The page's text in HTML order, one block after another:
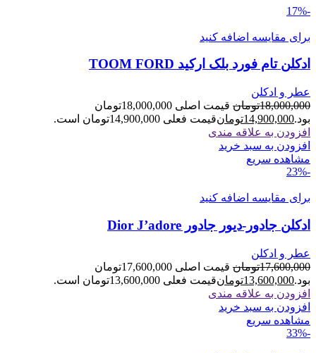
-17%
برای مقایسه اضافه کنید
ادکلن تام فورد بلک ارکید TOOM FORD
عطر و ادکلن
18,000,000تومان
قیمت اصلی 18,000,000تومان
بود.14,900,000تومانقیمت فعلی 14,900,000تومان است.
افزودن به علاقه مندی
افزودن به سبد خرید
مشاهده سریع
-23%
برای مقایسه اضافه کنید
ادکلن جادور-دیور جادور Dior J’adore
عطر و ادکلن
17,600,000تومان
قیمت اصلی 17,600,000تومان
بود.13,600,000تومانقیمت فعلی 13,600,000تومان است.
افزودن به علاقه مندی
افزودن به سبد خرید
مشاهده سریع
-33%